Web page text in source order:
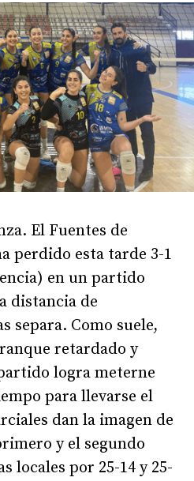
El Fuentes de
perdido esta tarde 3-1
en un partido
distancia de
separa. Como suele,
retardado y
logra meterne
para llevarse el
dan la imagen de
y el segundo
locales por 25-14 y 25-